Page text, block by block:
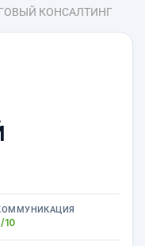
КОНСАЛТИНГ
/10